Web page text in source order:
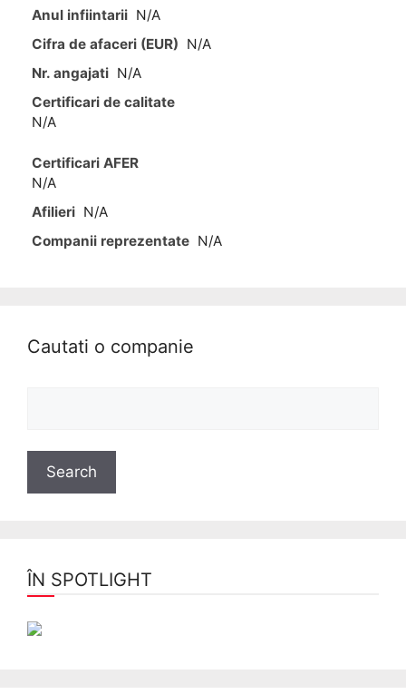
Anul infiintarii N/A
Cifra de afaceri (EUR) N/A
Nr. angajati N/A
Certificari de calitate
N/A
Certificari AFER
N/A
Afilieri N/A
Companii reprezentate N/A
Cautati o companie
ÎN SPOTLIGHT